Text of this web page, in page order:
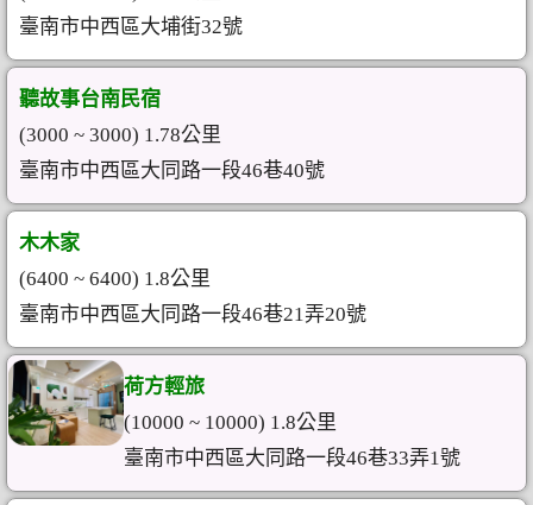
臺南市中西區大埔街32號
聽故事台南民宿
(3000 ~ 3000) 1.78公里
臺南市中西區大同路一段46巷40號
木木家
(6400 ~ 6400) 1.8公里
臺南市中西區大同路一段46巷21弄20號
荷方輕旅
(10000 ~ 10000) 1.8公里
臺南市中西區大同路一段46巷33弄1號